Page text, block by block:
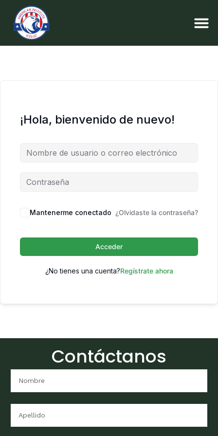
¡Hola, bienvenido de nuevo!
Mantenerme conectado ¿Olvidaste la contraseña?
Acceder
¿No tienes una cuenta?Regístrate ahora
Contáctanos